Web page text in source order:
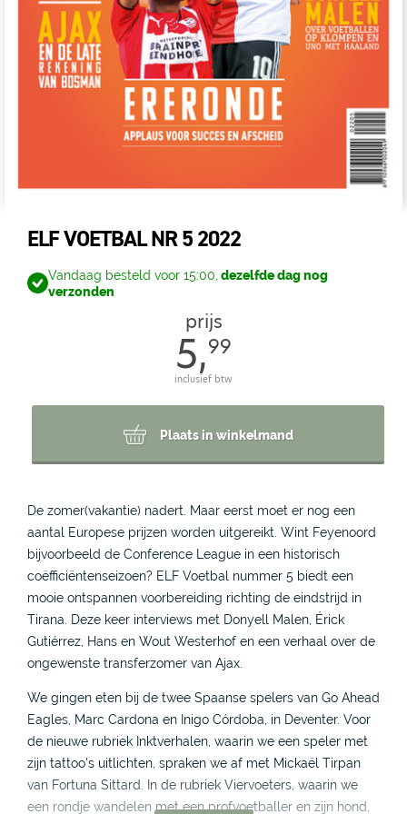
ELF VOETBAL NR 5 2022
Vandaag besteld voor 15:00, dezelfde dag nog
verzonden
prijs
5,99
inclusief btw
Plaats in winkelmand
De zomer(vakantie) nadert. Maar eerst moet er nog een
aantal Europese prijzen worden uitgereikt. Wint Feyenoord
bijvoorbeeld de Conference League in een historisch
coëfficiëntenseizoen? ELF Voetbal nummer 5 biedt een
mooie ontspannen voorbereiding richting de eindstrijd in
Tirana. Deze keer interviews met Donyell Malen, Érick
Gutiérrez, Hans en Wout Westerhof en een verhaal over de
ongewenste transferzomer van Ajax.
We gingen eten bij de twee Spaanse spelers van Go Ahead
Eagles, Marc Cardona en Inigo Córdoba, in Deventer. Voor
de nieuwe rubriek Inktverhalen, waarin we een speler met
zijn tattoo's uitlichten, spraken we af met Mickaël Tirpan
van Fortuna Sittard. In de rubriek Viervoeters, waarin we
een rondje wandelen met een profvoetballer en zijn hond,